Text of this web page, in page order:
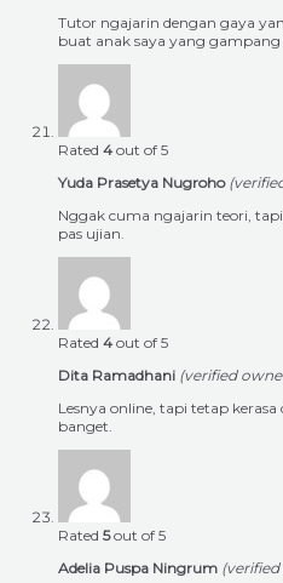
Tutor ngajarin dengan gaya
buat anak saya yang gampang
Rated 4 out of 5
Yuda Prasetya Nugroho
Nggak cuma ngajarin teori,
pas ujian.
Rated 4 out of 5
Dita Ramadhani (verified
Lesnya online, tapi tetap
banget.
Rated 5out of 5
Adelia Puspa Ningrum